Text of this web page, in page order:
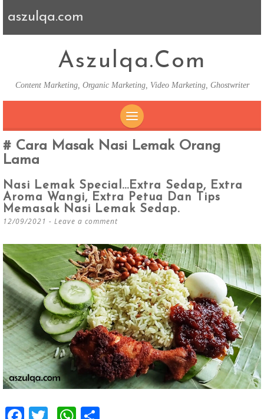
aszulqa.com
Aszulqa.com
Content Marketing, Organic Marketing, Video Marketing, Ghostwriter
SKIP TO CONTENT
Cara Masak Nasi Lemak Orang
Lama
Nasi Lemak Special…Extra Sedap, Extra
Aroma Wangi, Extra Petua Dan Tips
Memasak Nasi Lemak Sedap.
12/09/2021 Leave a comment